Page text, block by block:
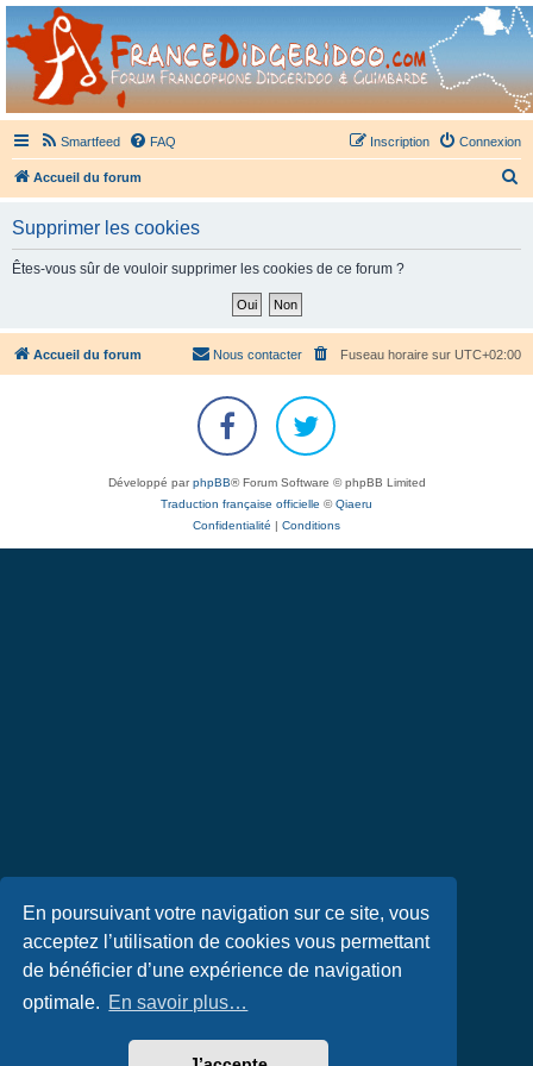
En poursuivant votre navigation sur ce site, vous
acceptez l’utilisation de cookies vous permettant
de bénéficier d’une expérience de navigation
optimale. En savoir plus…
France Didgeridoo
Didgeridoo et Guimbarde sur France Didgeridoo - retrouvez la communauté.
Smartfeed FAQ Connexion
Inscription
Accueil du forum
c
h
Supprimer les cookies
Êtes-vous sûr de vouloir supprimer les cookies de ce forum ?
Accueil du forum Fuseau horaire sur UTC+02:00
Nous contacter
Développé parphpBB® Forum Software © phpBB Limited
Traduction française officielle ©Qiaeru
Confidentialité
Conditions